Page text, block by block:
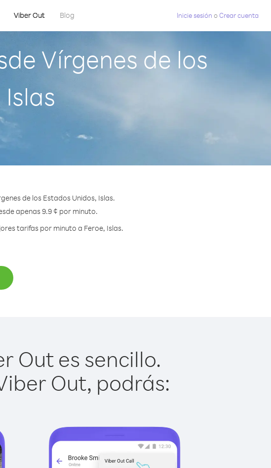
Viber Out Blog Inicie sesión oCrear cuenta
Vírgenes de los
de los Estados Unidos, Islas.
apenas 9.9 ¢ por minuto.
tarifas por minuto a Feroe, Islas.
Out es sencillo.
Out, podrás: